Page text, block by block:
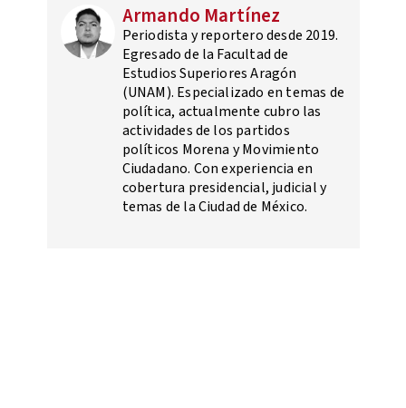
Armando Martínez
Periodista y reportero desde 2019.
Egresado de la Facultad de
Estudios Superiores Aragón
(UNAM). Especializado en temas de
política, actualmente cubro las
actividades de los partidos
políticos Morena y Movimiento
Ciudadano. Con experiencia en
cobertura presidencial, judicial y
temas de la Ciudad de México.